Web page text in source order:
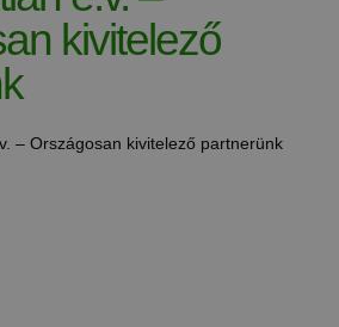
kivitelező